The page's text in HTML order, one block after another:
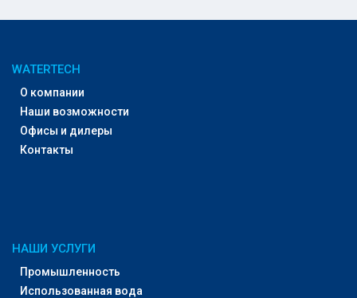
WATERTECH
О компании
Наши возможности
Офисы и дилеры
Контакты
НАШИ УСЛУГИ
Промышленность
Использованная вода